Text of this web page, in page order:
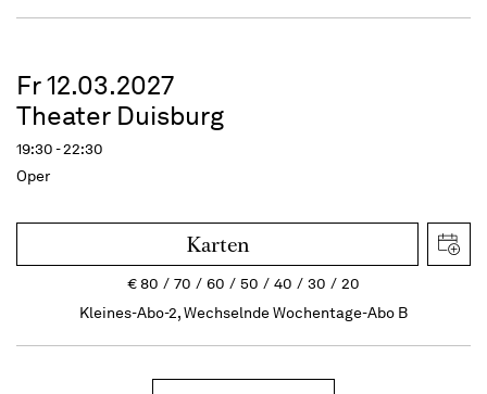
Fr 12.03.2027
Theater Duisburg
19:30 - 22:30
Oper
Karten
€80 70 60 50 40 30
20
Kleines-Abo-2, Wechselnde Wochentage-Abo B